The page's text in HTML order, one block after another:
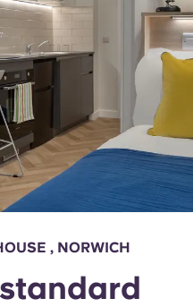
English (GB)
Chinese
un pays
Réservez maintenant
Chinese Español
Deutsch
French
, NORWICH